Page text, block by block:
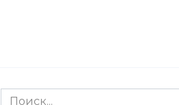
Search